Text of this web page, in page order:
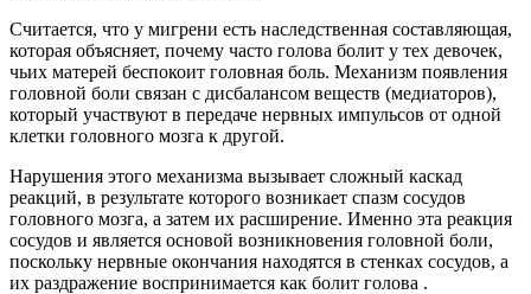
Считается, что у мигрени есть наследственная составляющая,
которая объясняет, почему часто голова болит у тех девочек,
чьих матерей беспокоит головная боль. Механизм появления
головной боли связан с дисбалансом веществ (медиаторов),
который участвуют в передаче нервных импульсов от одной
клетки головного мозга к другой.
Нарушения этого механизма вызывает сложный каскад
реакций, в результате которого возникает спазм сосудов
головного мозга, а затем их расширение. Именно эта реакция
сосудов и является основой возникновения головной боли,
поскольку нервные окончания находятся в стенках сосудов, а
их раздражение воспринимается как болит голова .